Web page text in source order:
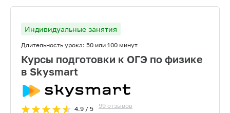
Индивидуальные занятия
Длительность урока: 50 или 100 минут
Курсы подготовки к ОГЭ по физике
в Skysmart
4.9/ 5 99 отзывов